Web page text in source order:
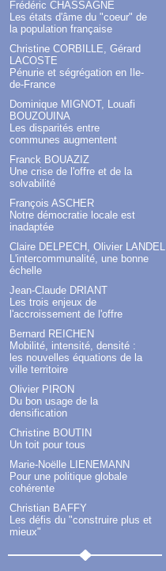
Frédéric CHASSAGNE
Les états d'âme du "coeur" de
la population française
Christine CORBILLE, Gérard
LACOSTE
Pénurie et ségrégation en Ile-
de-France
Dominique MIGNOT, Louafi
BOUZOUINA
Les disparités entre
communes augmentent
Franck BOUAZIZ
Une crise de l'offre et de la
solvabilité
François ASCHER
Notre démocratie locale est
inadaptée
Claire DELPECH, Olivier LANDEL
L'intercommunalité, une bonne
échelle
Jean-Claude DRIANT
Les trois enjeux de
l'accroissement de l'offre
Bernard REICHEN
Mobilité, intensité, densité :
les nouvelles équations de la
ville territoire
Olivier PIRON
Du bon usage de la
densification
Christine BOUTIN
Un toit pour tous
Marie-Noëlle LIENEMANN
Pour une politique globale
cohérente
Christian BAFFY
Les défis du "construire plus et
mieux"